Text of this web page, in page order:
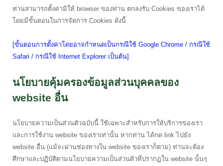
ท่านสามารถตั้งค่ามิให้ browser ของท่าน ตกลงรับ Cookies ของเราได้
โดยมีขั้นตอนในการจัดการ Cookies ดังนี้
[ขั้นตอนการตั้งค่าโดยอาจกำหนดเป็นกรณีใช้ Google Chrome / กรณีใช้
Safari / กรณีใช้ Internet Explorer เป็นต้น]
นโยบายคุ้มครองข้อมูลส่วนบุคคลของ
website อื่น
นโยบายความเป็นส่วนตัวฉบับนี้ ใช้เฉพาะสำหรับการให้บริการของเรา
และการใช้งาน website ของเราเท่านั้น หากท่าน ได้กด link ไปยัง
website อื่น (แม้จะผ่านช่องทางใน website ของเราก็ตาม) ท่านจะต้อง
ศึกษาและปฏิบัติตามนโยบายความเป็นส่วนตัวที่ปรากฏใน website นั้นๆ